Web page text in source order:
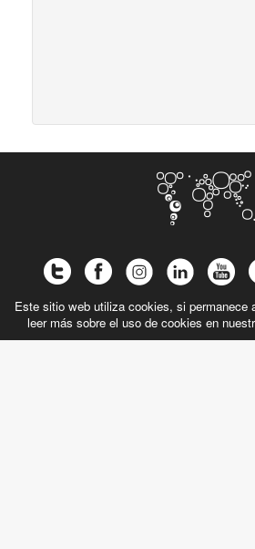
Este sitio web utiliza cookies, si permanece
leer más sobre el uso de cookies en